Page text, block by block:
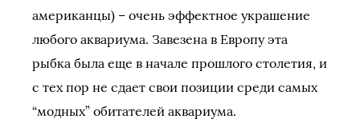
американцы) – очень эффектное украшение
любого аквариума. Завезена в Европу эта
рыбка была еще в начале прошлого столетия, и
с тех пор не сдает свои позиции среди самых
“модных” обитателей аквариума.